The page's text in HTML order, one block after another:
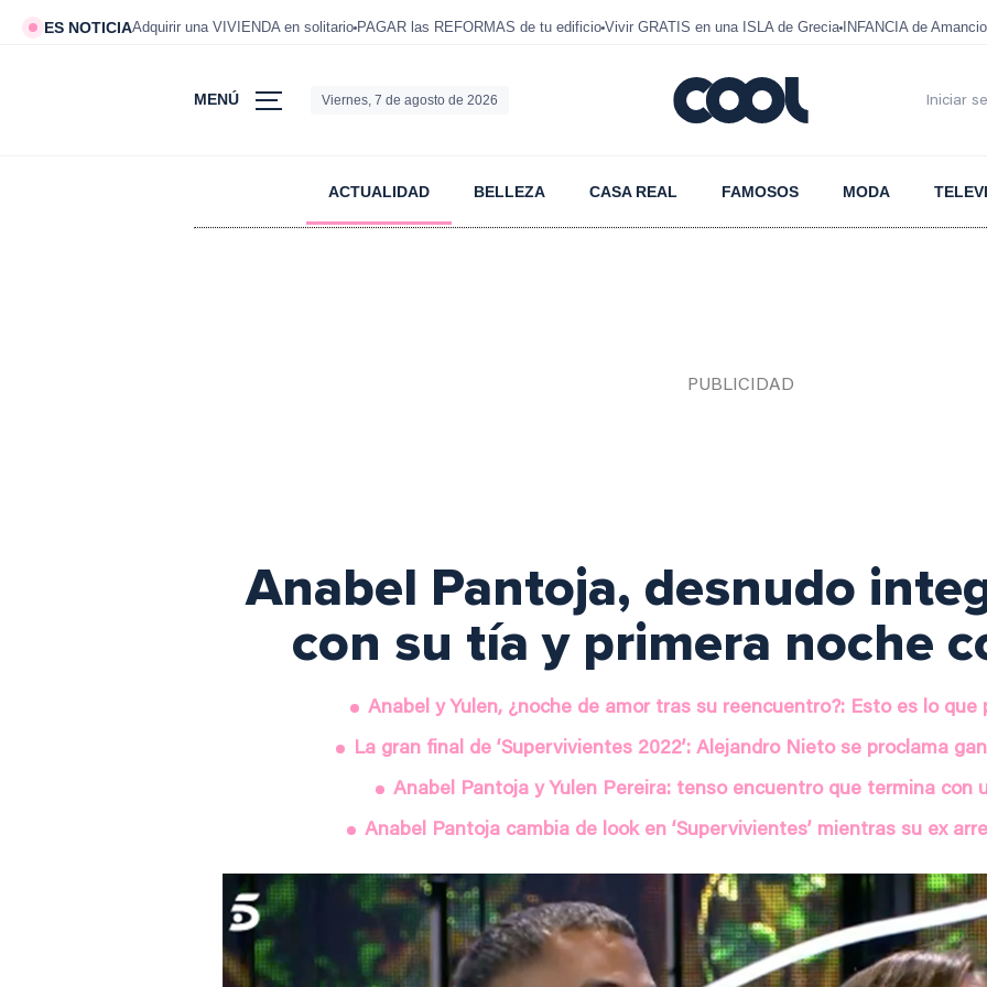
ES NOTICIAAdquirir una VIVIENDA en solitario PAGAR las REFORMAS de tu edificio Vivir GRATIS en una ISLA de Grecia INFANCIA de Amancio
MENÚ Viernes, 7 de agosto de 2026 Iniciar
ACTUALIDAD BELLEZA CASA REAL FAMOSOS MODA
Anabel Pantoja, desnudo
con su tía y primera noche
Anabel y Yulen, ¿noche de amor tras su reencuentro?: Esto es lo que
La gran final de ‘Supervivientes 2022’: Alejandro Nieto se proclama
Anabel Pantoja y Yulen Pereira: tenso encuentro que termina con
Anabel Pantoja cambia de look en ‘Supervivientes’ mientras su ex